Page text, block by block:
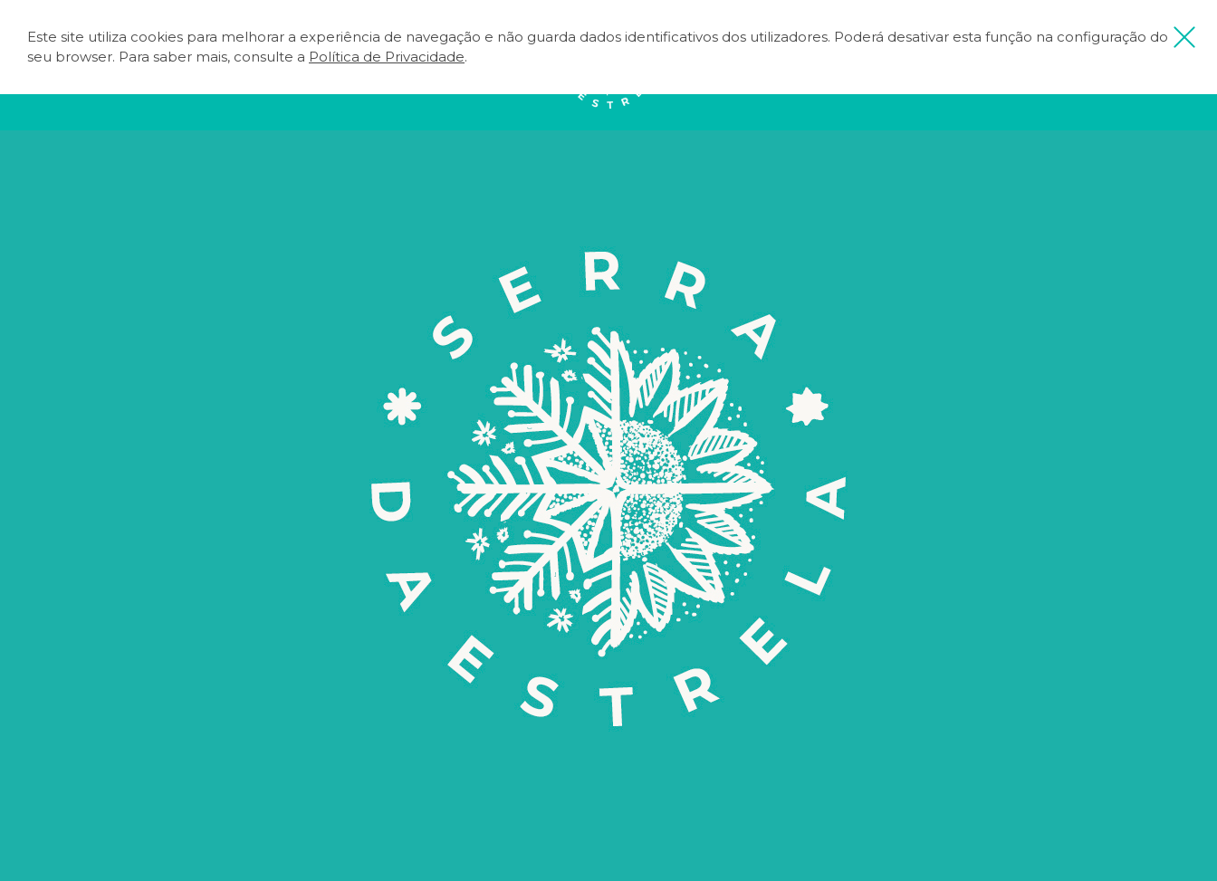
Este site utiliza cookies para melhorar a experiência de navegação e não guarda dados identificativos dos utilizadores. Poderá desativar esta função na configuração do
seu browser. Para saber mais, consulte a Política de Privacidade.
O QUE FAZER PLANEAR EVENTOS